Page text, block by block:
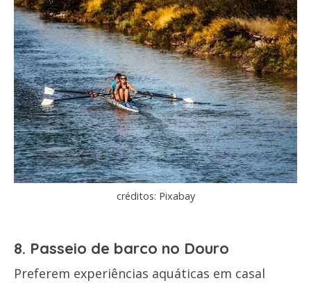
créditos: Pixabay
8. Passeio de barco no Douro
Preferem experiências aquáticas em casal